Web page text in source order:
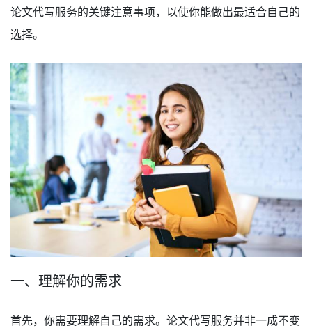
论文代写服务的关键注意事项，以使你能做出最适合自己的
选择。
一、理解你的需求
首先，你需要理解自己的需求。论文代写服务并非一成不变